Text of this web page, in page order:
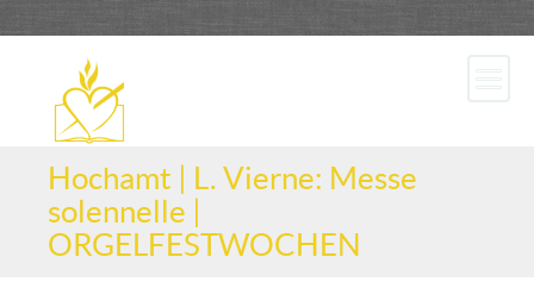
Hochamt | L. Vierne: Messe
solennelle |
ORGELFESTWOCHEN